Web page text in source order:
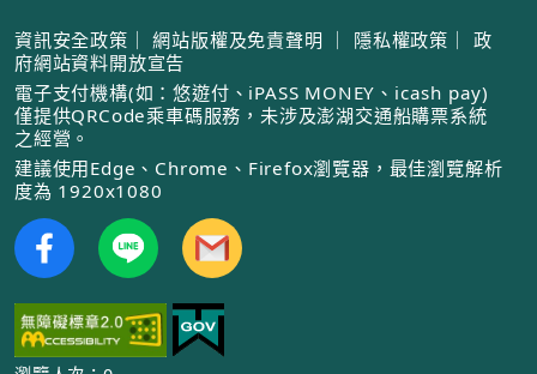
資訊安全政策 ｜ 網站版權及免責聲明 ｜ 隱私權政策 ｜
政
府網站資料開放宣告
電子支付機構(如：悠遊付、iPASS MONEY、icash pay)
僅提供QRCode乘車碼服務，未涉及澎湖交通船購票系統
之經營。
建議使用Edge、Chrome、Firefox瀏覽器，最佳瀏覽解析
度為 1920x1080